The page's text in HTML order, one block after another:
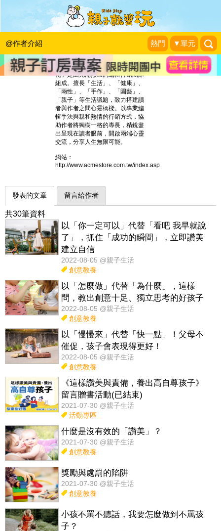
@作者介紹 熱門 ▼單元
采實文化
的出版特色；「做讀者需要的書」
是我們對出版的信念。「采實文
化」是由充滿熱血的編輯行銷團隊
組成。擅長「生活」、「健康」、
「兩性」、「手作」、「園藝」、
「親子」等生活議題，致力搭建讀
者與作者之間心靈橋樑。以專業編
輯手法與親和熱情的行銷方式，協
助作者將獨樹一格的專長，精銳盡
出呈現在讀者眼前，開啟兩端心靈
交流，分享人生無限可能。
網站：
http://www.acmestore.com.tw/index.asp
發表的文章 留言給作者
共30筆資料
以「你一定可以」代替「看吧 我早就說
了」，抓住「成功的瞬間」，立即讚美
建立自信
2022-08-05 @親子生活
創意教養
以「怎麼做」代替「為什麼」，這樣
問，教出創意十足、獨立思考的好孩子
2022-08-05 @親子生活
創意教養
以「慢慢來」代替「快一點」！父母不
催促，孩子會表現得更好！
2022-08-05 @親子生活
創意教養
《這樣讚美與責備，養出高自尊孩子》
留言贈書活動(已結束)
2021-07-30 @親子生活
活動專區
什麼是沒有效的「讚美」？
2021-07-30 @親子生活
創意教養
獎勵與處罰的陷阱
2021-07-30 @親子生活
創意教養
小孩不罵不聽話，我要怎麼做到不罵孩
子？